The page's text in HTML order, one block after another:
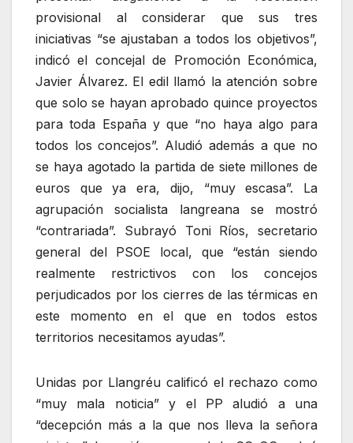
provisional al considerar que sus tres
iniciativas “se ajustaban a todos los objetivos”,
indicó el concejal de Promoción Económica,
Javier Álvarez. El edil llamó la atención sobre
que solo se hayan aprobado quince proyectos
para toda España y que “no haya algo para
todos los concejos”. Aludió además a que no
se haya agotado la partida de siete millones de
euros que ya era, dijo, “muy escasa”. La
agrupación socialista langreana se mostró
“contrariada”. Subrayó Toni Ríos, secretario
general del PSOE local, que “están siendo
realmente restrictivos con los concejos
perjudicados por los cierres de las térmicas en
este momento en el que en todos estos
territorios necesitamos ayudas”.
Unidas por Llangréu calificó el rechazo como
“muy mala noticia” y el PP aludió a una
“decepción más a la que nos lleva la señora